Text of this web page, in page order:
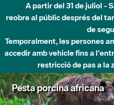
A partir del 31 de juliol -
reobre al públic després del
de
Temporalment, les persones
accedir amb vehicle fins a
restricció de pas a la
Pesta porcina africana